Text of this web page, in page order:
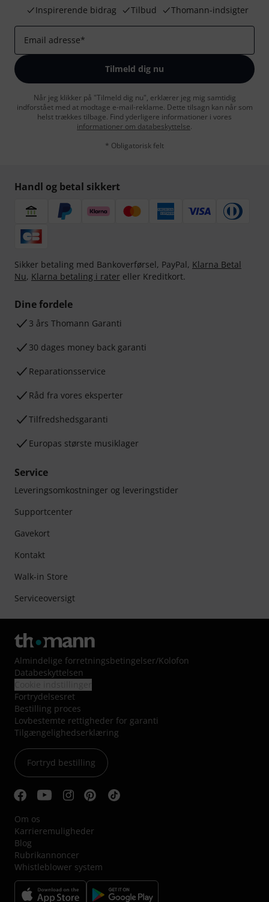
Inspirerende bidrag
Tilbud Thomann-indsigter
Email adresse*
Tilmeld dig nu
Når jeg klikker på "Tilmeld dig nu", erklærer jeg mig samtidig
indforstået med at modtage e-mail-reklame. Dette tilsagn kan når som
helst trækkes tilbage. Find yderligere informationer i vores
informationer om databeskyttelse.
* Obligatorisk felt
Handl og betal sikkert
Sikker betaling med Bankoverførsel, PayPal, Klarna Betal
Nu, Klarna betaling i rater eller Kreditkort.
Dine fordele
3 års Thomann Garanti
30 dages money back garanti
Reparationsservice
Råd fra vores eksperter
Tilfredshedsgaranti
Europas største musiklager
Service
Leveringsomkostninger og leveringstider
Supportcenter
Gavekort
Kontakt
Walk-in Store
Serviceoversigt
Almindelige forretningsbetingelser/Kolofon
Databeskyttelsen
Fortrydelsesret
Bestilling proces
Lovbestemte rettigheder for garanti
Tilgængelighedserklæring
Fortryd bestilling
Om os
Karrieremuligheder
Blog
Rubrikannoncer
Whistleblower system